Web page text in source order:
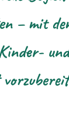
– mit
und